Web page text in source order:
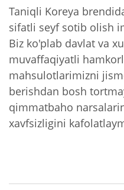
Taniqli Koreya
sifatli seyf sotib olish
Biz ko'plab davlat va
muvaffaqiyatli
mahsulotlarimizni
berishdan bosh
qimmatbaho
xavfsizligini